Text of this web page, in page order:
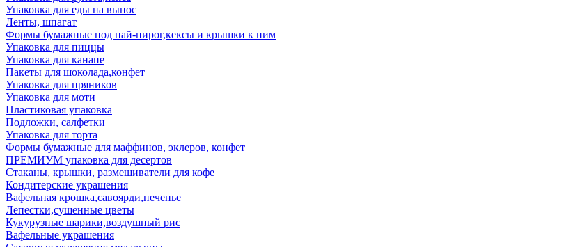
Упаковка для еды на вынос
Ленты, шпагат
Формы бумажные под пай-пирог,кексы и крышки к ним
Упаковка для пиццы
Упаковка для канапе
Пакеты для шоколада,конфет
Упаковка для пряников
Упаковка для моти
Пластиковая упаковка
Подложки, салфетки
Упаковка для торта
Формы бумажные для маффинов, эклеров, конфет
ПРЕМИУМ упаковка для десертов
Стаканы, крышки, размешиватели для кофе
Кондитерские украшения
Вафельная крошка,савоярди,печенье
Лепестки,сушенные цветы
Кукурузные шарики,воздушный рис
Вафельные украшения